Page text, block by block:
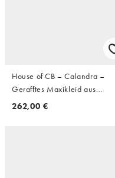
House of CB – Calandra –
Gerafftes Maxikleid aus
Stretch-Kreppstoff in Taupe
262,00 €